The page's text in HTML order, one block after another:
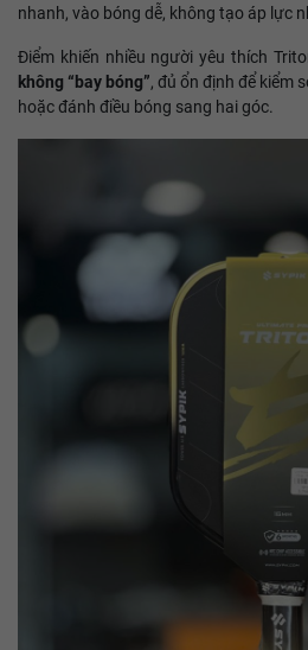
nhanh, vào bóng dễ, không tạo áp lực
Điểm khiến nhiều người yêu thích
không “bay bóng”, đủ ổn định để kiểm
hoặc đánh điều bóng sang hai góc.